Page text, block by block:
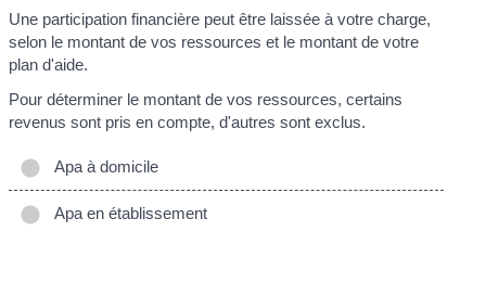
Une participation financière peut être laissée à votre charge,
selon le montant de vos ressources et le montant de votre
plan d'aide.
Pour déterminer le montant de vos ressources, certains
revenus sont pris en compte, d'autres sont exclus.
Apa à domicile
Apa en établissement